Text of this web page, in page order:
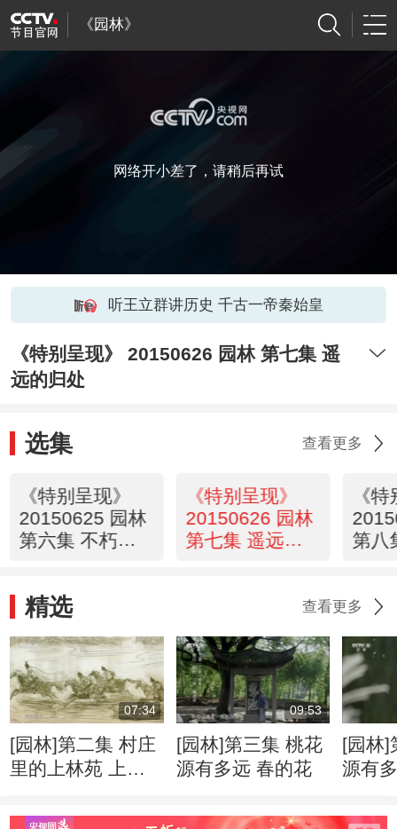
《园林》
网络开小差了，请稍后再试
听王立群讲历史 千古一帝秦始皇
《特别呈现》 20150626 园林 第七集 遥
远的归处
选集 查看更多
《特别呈现》
20150625 园林
第六集 不朽的
《特别呈现》
20150626 园林
第七集 遥远的
《
第八
精选 查看更多
07:34
[园林]第二集 村庄
里的上林苑 上林
09:53
[园林]第三集 桃花
源有多远 春的花
[园林]
源有